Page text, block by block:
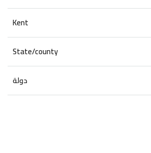
Kent
State/county
دولة